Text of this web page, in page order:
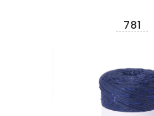
781